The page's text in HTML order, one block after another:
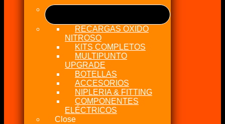
RECARGAS OXIDO
NITROSO
KITS COMPLETOS
MULTIPUNTO
UPGRADE
BOTELLAS
ACCESORIOS
NIPLERIA & FITTING
COMPONENTES
ELÉCTRICOS
Close